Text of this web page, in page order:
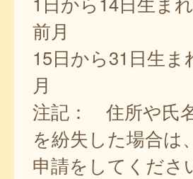
前月
15日から31日生
月
注記： 住所や氏
を紛失した場合は
申請をしてくださ